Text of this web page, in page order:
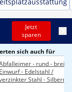
Jetzt
sparen
sich auch für
- rund - breiter
Einwurf - Edelstahl /
Stahl - Silbern